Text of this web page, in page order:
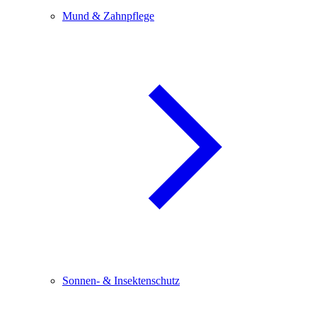
Mund & Zahnpflege
Sonnen- & Insektenschutz